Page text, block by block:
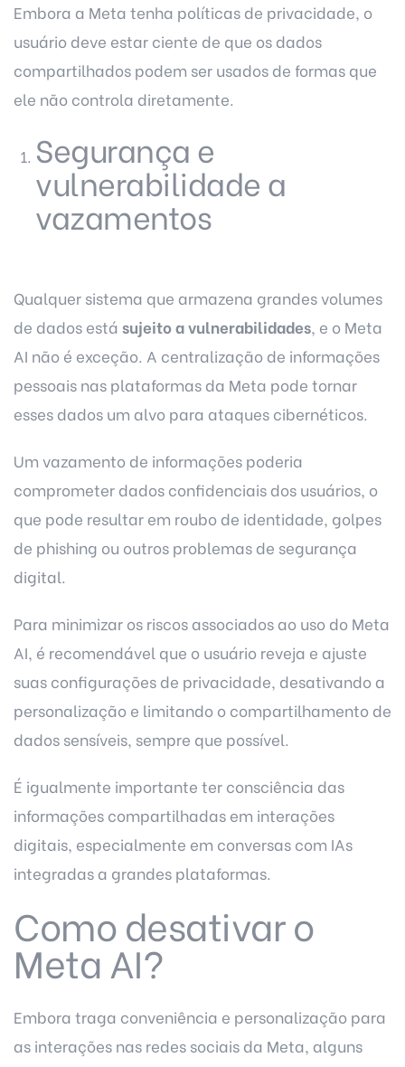
Embora a Meta tenha políticas de privacidade, o
usuário deve estar ciente de que os dados
compartilhados podem ser usados de formas que
ele não controla diretamente.
Segurança e
vulnerabilidade a
vazamentos
Qualquer sistema que armazena grandes volumes
de dados está sujeito a vulnerabilidades, e o Meta
AI não é exceção. A centralização de informações
pessoais nas plataformas da Meta pode tornar
esses dados um alvo para ataques cibernéticos.
Um vazamento de informações poderia
comprometer dados confidenciais dos usuários, o
que pode resultar em roubo de identidade, golpes
de phishing ou outros problemas de segurança
digital.
Para minimizar os riscos associados ao uso do Meta
AI, é recomendável que o usuário reveja e ajuste
suas configurações de privacidade, desativando a
personalização e limitando o compartilhamento de
dados sensíveis, sempre que possível.
É igualmente importante ter consciência das
informações compartilhadas em interações
digitais, especialmente em conversas com IAs
integradas a grandes plataformas.
Como desativar o
Meta AI?
Embora traga conveniência e personalização para
as interações nas redes sociais da Meta, alguns